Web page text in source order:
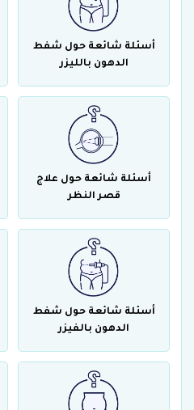
أسئلة شائعة حول شفط
الدهون بالليزر
أسئلة شائعة حول علاج
قصر النظر
أسئلة شائعة حول شفط
الدهون بالفيزر